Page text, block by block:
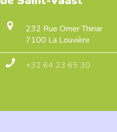
232 Rue Omer Thiriar
7100 La Louvière
+32 64 23 65 30